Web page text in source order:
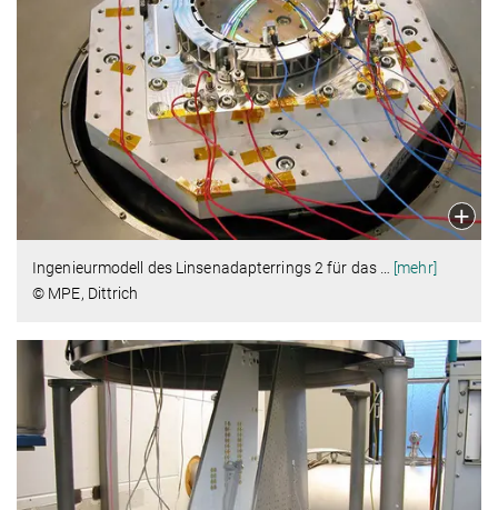
Ingenieurmodell des Linsenadapterrings 2 für das
[mehr]
© MPE, Dittrich